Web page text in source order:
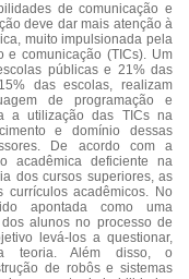
de comunicação e
deve dar mais atenção à
muito impulsionada pela
e comunicação (TICs). Um
públicas e 21% das
das escolas, realizam
de programação e
a utilização das TICs na
e domínio dessas
De acordo com a
acadêmica deficiente na
dos cursos superiores, as
acadêmicos. No
apontada como uma
alunos no processo de
levá-los a questionar,
teoria. Além disso, o
de robôs e sistemas